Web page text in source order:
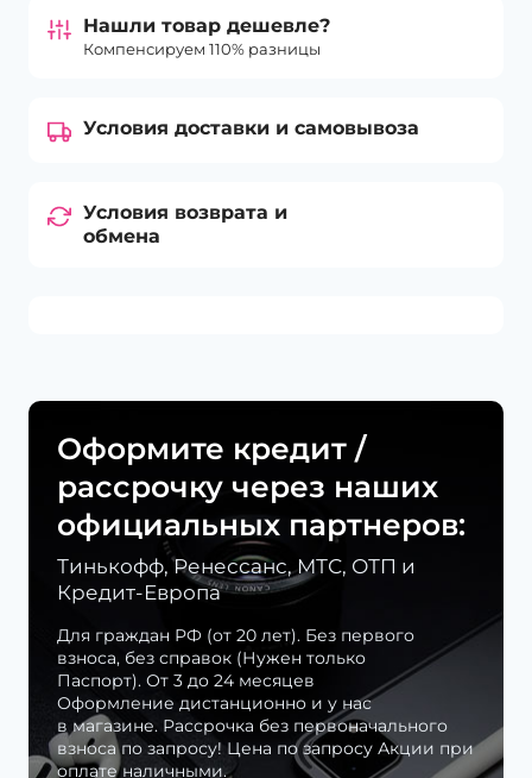
Нашли товар дешевле?
Компенсируем 110% разницы
Условия доставки и самовывоза
Условия возврата и
обмена
Оформите кредит /
рассрочку через наших
официальных партнеров:
Тинькофф, Ренессанс, МТС, ОТП и
Кредит-Европа
Для граждан РФ (от 20 лет). Без первого
взноса, без справок (Нужен только
Паспорт). От 3 до 24 месяцев
Оформление дистанционно и у нас
в магазине. Рассрочка без первоначального
взноса по запросу! Цена по запросу Акции при
оплате наличными.